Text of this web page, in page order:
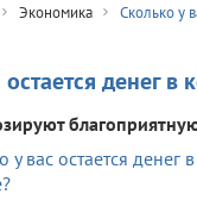
Экономика
Сколько у
денег в